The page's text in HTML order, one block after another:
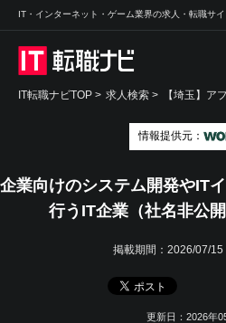
IT・インターネット・ゲーム業界の求人・転職サイ
IT転職ナビTOP > 求人検索 > 【埼玉】ア
情報提供元：
企業向けのシステム開発やIT
行うIT企業（社名非公開
掲載期間： 2026/07/15
更新日：2026年